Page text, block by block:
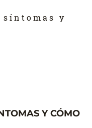
Y CÓMO